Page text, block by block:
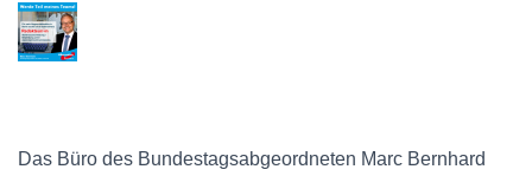
Das Büro des Bundestagsabgeordneten Marc Bernhard